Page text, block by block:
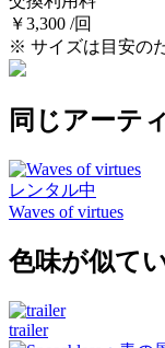
￥3,300 /回
※ サイズは目安の
同じアーテ
レンタル中
Waves of virtues
色味が似て
trailer